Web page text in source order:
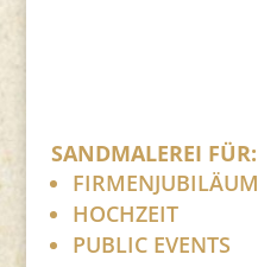
SANDMALEREI FÜR:
FIRMENJUBILÄUM
HOCHZEIT
PUBLIC EVENTS